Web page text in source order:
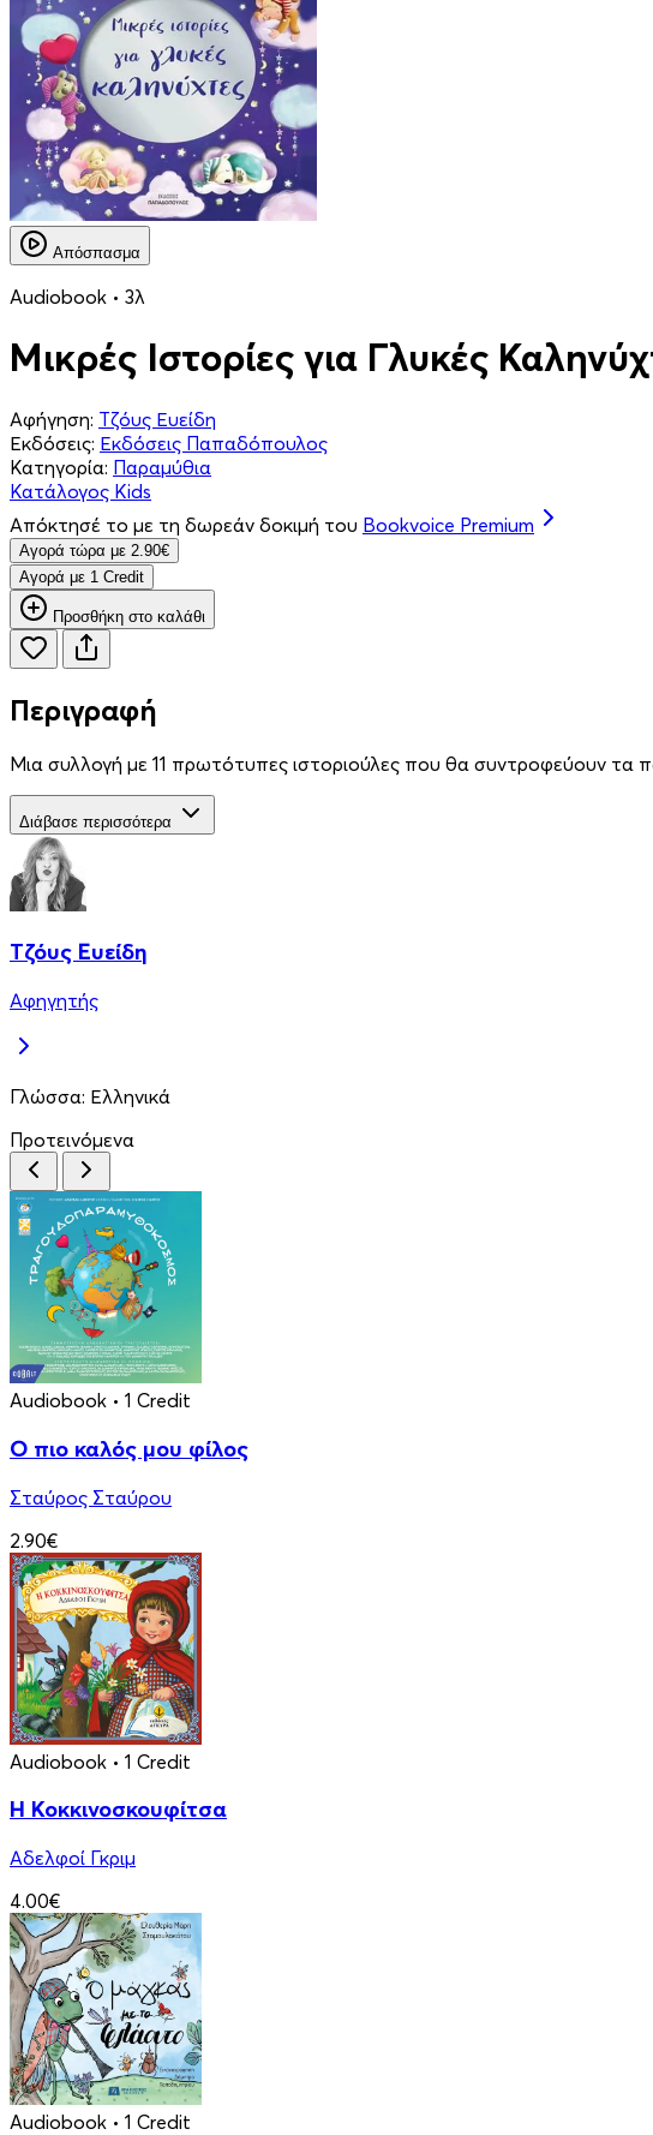
Απόσπασμα
Audiobook • 3λ
Μικρές Ιστορίες για Γλυκές
Αφήγηση: Τζόυς Ευείδη
Εκδόσεις: Εκδόσεις Παπαδόπουλος
Κατηγορία: Παραμύθια
Κατάλογος Kids
Απόκτησέ το με τη δωρεάν δοκιμή του Bookvoice Premium
Aγορά τώρα με 2.90€
Aγορά με 1 Credit
Προσθήκη στο καλάθι
Περιγραφή
Μια συλλογή με 11 πρωτότυπες ιστοριούλες που θα συντροφεύουν
Διάβασε περισσότερα
Τζόυς Ευείδη
Αφηγητής
Γλώσσα: Ελληνικά
Προτεινόμενα
Audiobook • 1 Credit
Ο πιο καλός μου φίλος
Σταύρος Σταύρου
2.90€
Audiobook • 1 Credit
Η Κοκκινοσκουφίτσα
Αδελφοί Γκριμ
4.00€
Audiobook • 1 Credit